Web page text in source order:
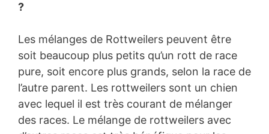
?
Les mélanges de Rottweilers peuvent être
soit beaucoup plus petits qu’un rott de race
pure, soit encore plus grands, selon la race de
l’autre parent. Les rottweilers sont un chien
avec lequel il est très courant de mélanger
des races. Le mélange de rottweilers avec